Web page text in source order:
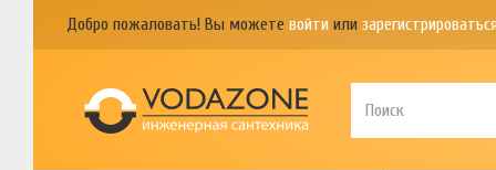
Добро пожаловать! Вы можете войти или